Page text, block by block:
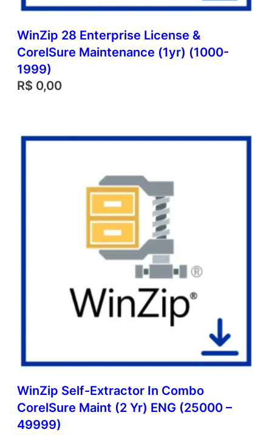
WinZip 28 Enterprise License &
CorelSure Maintenance (1yr) (1000-
1999)
R$ 0,00
WinZip Self-Extractor In Combo
CorelSure Maint (2 Yr) ENG (25000 –
49999)